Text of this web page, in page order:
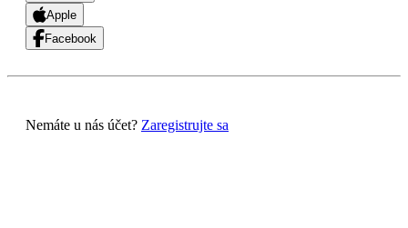
Apple
Facebook
Nemáte u nás účet? Zaregistrujte sa